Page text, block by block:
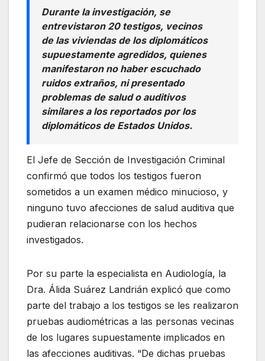
Durante la investigación, se
entrevistaron 20 testigos, vecinos
de las viviendas de los diplomáticos
supuestamente agredidos, quienes
manifestaron no haber escuchado
ruidos extraños, ni presentado
problemas de salud o auditivos
similares a los reportados por los
diplomáticos de Estados Unidos.
El Jefe de Sección de Investigación Criminal
confirmó que todos los testigos fueron
sometidos a un examen médico minucioso, y
ninguno tuvo afecciones de salud auditiva que
pudieran relacionarse con los hechos
investigados.
Por su parte la especialista en Audiología, la
Dra. Álida Suárez Landrián explicó que como
parte del trabajo a los testigos se les realizaron
pruebas audiométricas a las personas vecinas
de los lugares supuestamente implicados en
las afecciones auditivas. “De dichas pruebas